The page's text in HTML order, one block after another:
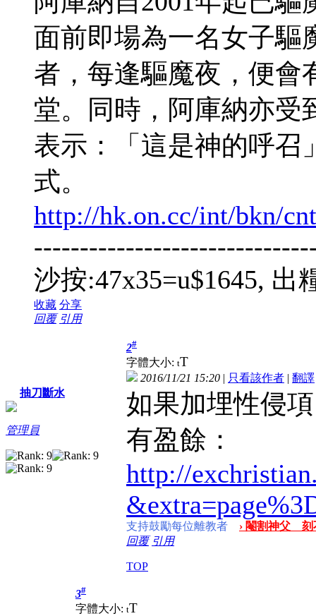
面前即場為一名女子驅
者，每逢驅魔夜，便會
堂。同時，阿庫納亦受
表示：「這是神的呼召
式。
http://hk.on.cc/int/bkn/
沙按:47x35=u$1645, 出
收藏 分享
回覆 引用
抽刀斷水
管理員
2#
字體大小: tT
2016/11/21 15:20 | 只看該作者 | 翻譯
如果加埋性侵
有盈餘：
http://
支持鼓勵每位離教者
› 閹割神父 刻
回覆 引用
TOP
3#
字體大小: tT